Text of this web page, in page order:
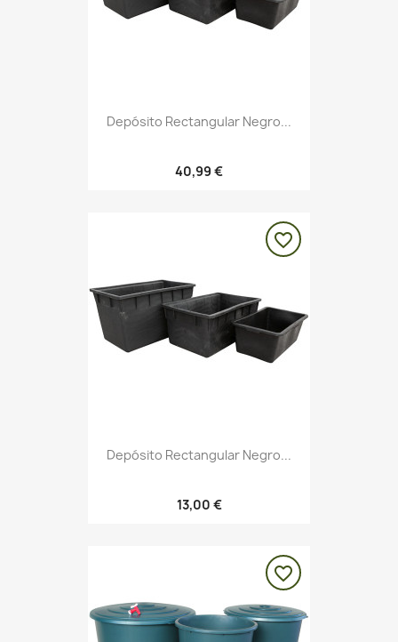
Depósito Rectangular Negro...
40,99 €
Depósito Rectangular Negro...
13,00 €
favorite_border
favorite_border